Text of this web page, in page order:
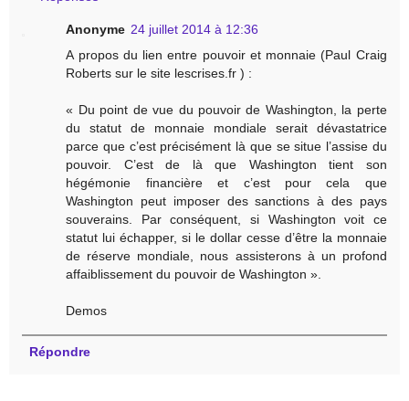
Anonyme 24 juillet 2014 à 12:36
A propos du lien entre pouvoir et monnaie (Paul Craig
Roberts sur le site lescrises.fr ) :
« Du point de vue du pouvoir de Washington, la perte
du statut de monnaie mondiale serait dévastatrice
parce que c’est précisément là que se situe l’assise du
pouvoir. C’est de là que Washington tient son
hégémonie financière et c’est pour cela que
Washington peut imposer des sanctions à des pays
souverains. Par conséquent, si Washington voit ce
statut lui échapper, si le dollar cesse d’être la monnaie
de réserve mondiale, nous assisterons à un profond
affaiblissement du pouvoir de Washington ».
Demos
Répondre